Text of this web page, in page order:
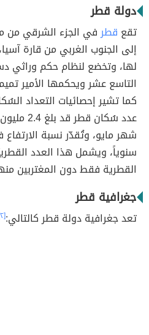
دولة قطر
تقع قطرفي الجزء الشرقي من
إلى الجنوب الغربي من قارة
لها، وتخضع لنظام حكم وراثي
التاسع عشر ويحكمها الأمير
عدد
سنوياً، ويشمل هذا العدد
القطرية فقط دون المغتربين
جغرافية قطر
تعد جغرافية دولة قطر كالتالي:[٢]